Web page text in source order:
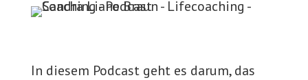
In diesem Podcast geht es darum, das